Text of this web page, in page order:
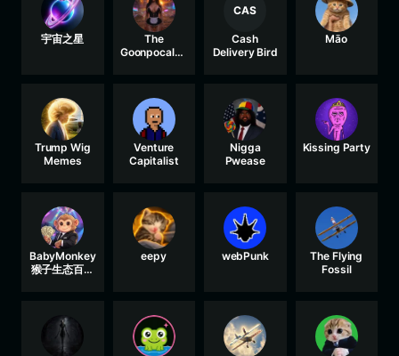
宇宙之星
The
Goonpocalyp
CAS
Cash
Delivery Bird
Māo
Trump Wig
Memes
Venture
Capitalist
Nigga
Pwease
Kissing Party
BabyMonkey
猴子生态百分
eepy webPunk
The Flying
Fossil